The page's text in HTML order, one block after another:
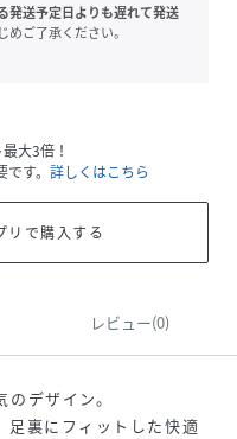
発送予定日よりも遅れて発送
ご了承ください。
大3倍！
す。 詳しくはこちら
で購入する
レビュー(0)
デザイン。
足裏にフィットした快適